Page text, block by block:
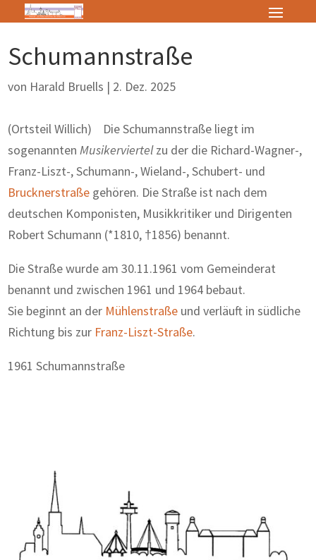
Schumannstraße
von Harald Bruells | 2. Dez. 2025
(Ortsteil Willich) Die Schumannstraße liegt im
sogenanntenMusikerviertelzu der die Richard-Wagner-,
Franz-Liszt-, Schumann-, Wieland-, Schubert- und
Brucknerstraße gehören. Die Straße ist nach dem
deutschen Komponisten, Musikkritiker und Dirigenten
Robert Schumann (*1810, †1856) benannt.
Die Straße wurde am 30.11.1961 vom Gemeinderat
benannt und zwischen 1961 und 1964 bebaut.
Sie beginnt an der Mühlenstraße und verläuft in südliche
Richtung bis zur Franz-Liszt-Straße.
1961 Schumannstraße